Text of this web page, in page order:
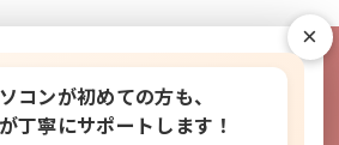
×
コンが初めての方も、
丁寧にサポートします！
を無料で体験できま